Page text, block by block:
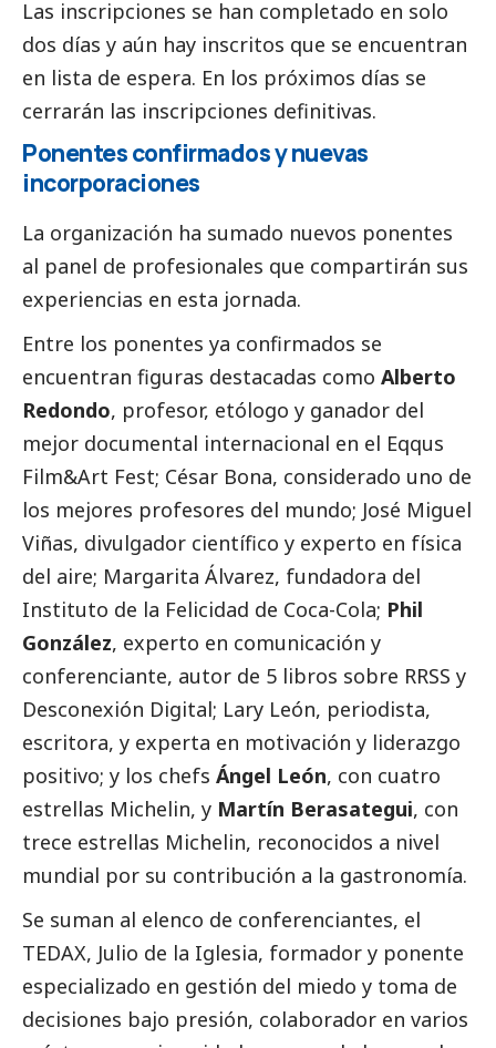
Las inscripciones se han completado en solo
dos días y aún hay inscritos que se encuentran
en lista de espera. En los próximos días se
cerrarán las inscripciones definitivas.
Ponentes confirmados y nuevas
incorporaciones
La organización ha sumado nuevos ponentes
al panel de profesionales que compartirán sus
experiencias en esta jornada.
Entre los ponentes ya confirmados se
encuentran figuras destacadas como Alberto
Redondo, profesor, etólogo y ganador del
mejor documental internacional en el Eqqus
Film&Art Fest; César Bona, considerado uno de
los mejores profesores del mundo; José Miguel
Viñas, divulgador científico y experto en física
del aire; Margarita Álvarez, fundadora del
Instituto de la Felicidad de Coca-Cola; Phil
González, experto en comunicación y
conferenciante, autor de 5 libros sobre RRSS y
Desconexión Digital; Lary León, periodista,
escritora, y experta en motivación y liderazgo
positivo; y los chefs Ángel León, con cuatro
estrellas Michelin, y Martín Berasategui, con
trece estrellas Michelin, reconocidos a nivel
mundial por su contribución a la gastronomía.
Se suman al elenco de conferenciantes, el
TEDAX, Julio de la Iglesia, formador y ponente
especializado en gestión del miedo y toma de
decisiones bajo presión, colaborador en varios